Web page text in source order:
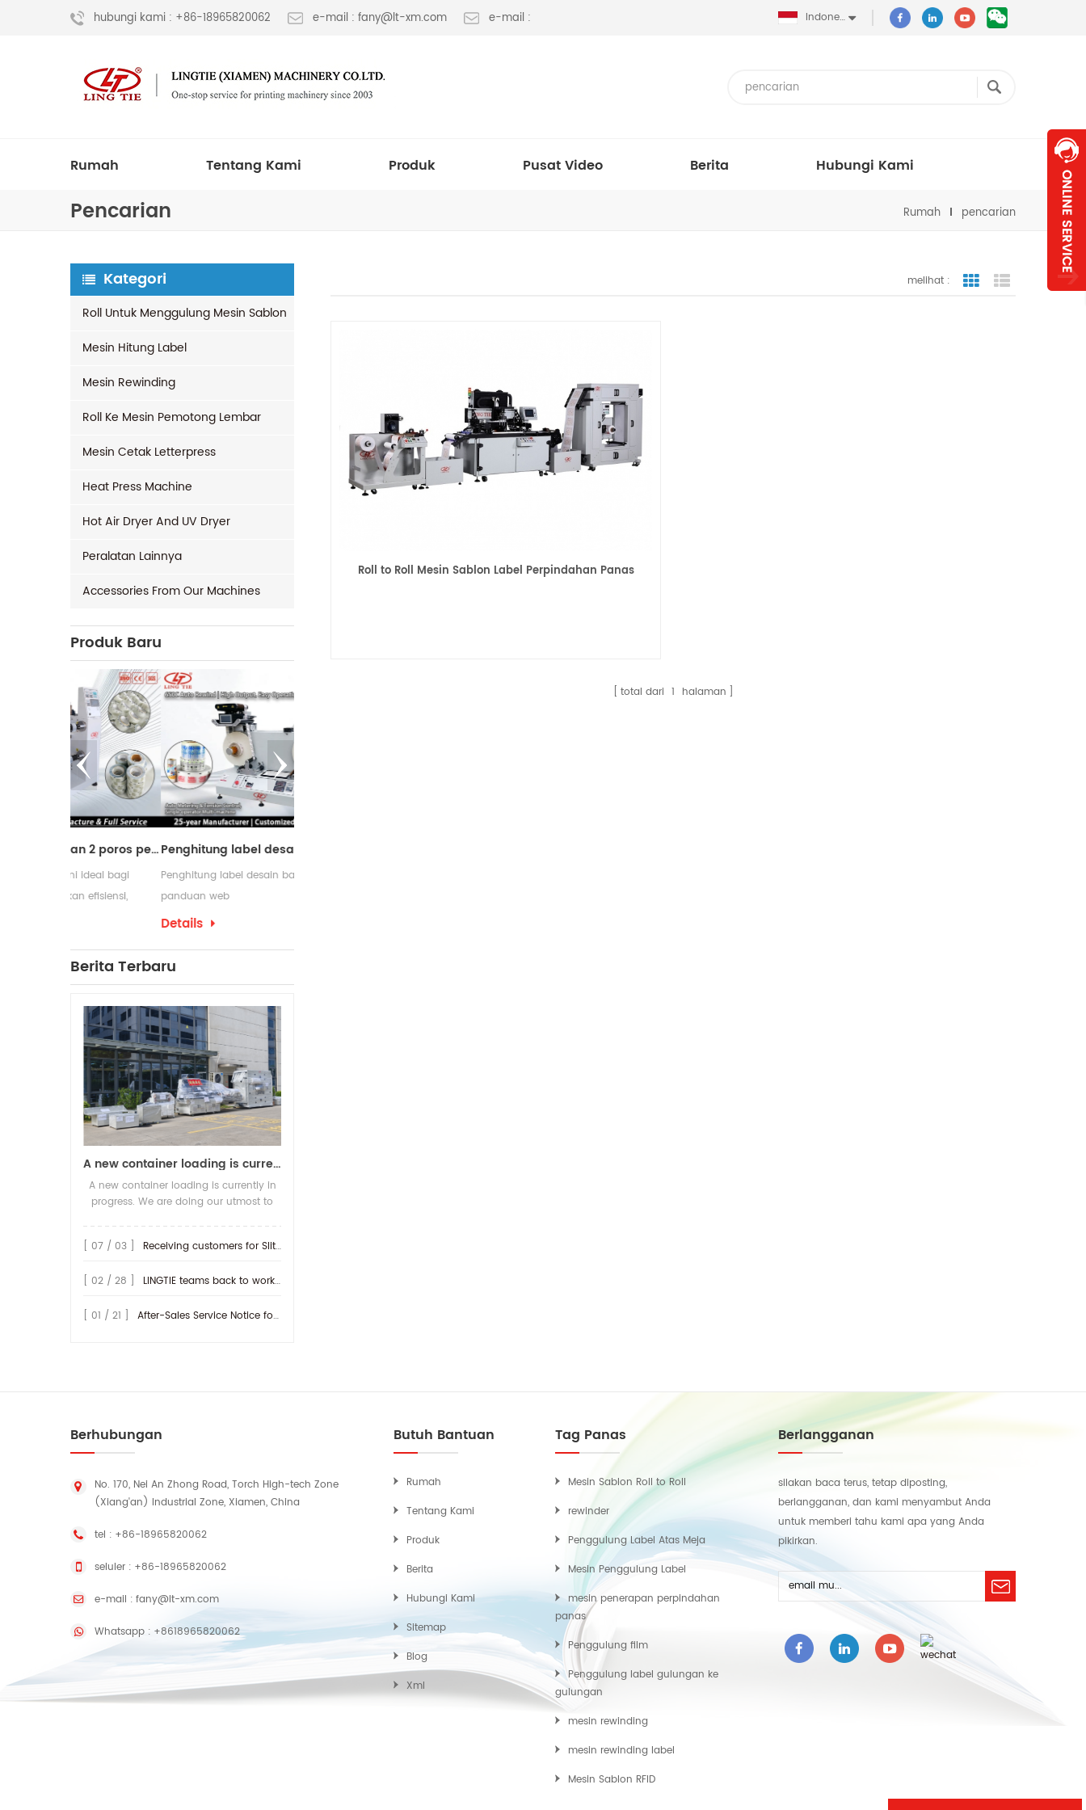
hubungi kami : +86-18965820062 e-mail : fany@lt-xm.com e-mail : Indonesia
Rumah Tentang Kami Produk Pusat Video Berita Hubungi Kami
Pencarian Rumah pencarian
Kategori
Roll Untuk Menggulung Mesin Sablon
Mesin Hitung Label
Mesin Rewinding
Roll Ke Mesin Pemotong Lembar
Mesin Cetak Letterpress
Heat Press Machine
Hot Air Dryer And UV Dryer
Peralatan Lainnya
Accessories From Our Machines
Produk Baru
Mesin pemotong dengan 2 poros penggulung ulang Penghitung label desain baru dengan panduan web
Penghitung label desain baru dengan
panduan web
Berita Terbaru
A new container loading is currently in progress.
A new container loading is currently in
progress. We are doing our utmost to
earliest possible time.
[ 07 / 03 ] Receiving customers for Slitting machine with differential Slip Shaft
[ 02 / 28 ] LINGTIE teams back to work at Feb.25th.
[ 01 / 21 ] After-Sales Service Notice for Turkey Region
melihat : tampilan bergaris
tampilan
Roll to Roll Mesin Sablon Label Perpindahan Panas
total dari 1 halaman
Berhubungan
No. 170, Nei An Zhong Road, Torch High-tech Zone
(Xiang'an) Industrial Zone, Xiamen, China
tel : +86-18965820062
seluler : +86-18965820062
e-mail : fany@lt-xm.com
Whatsapp : +8618965820062
Butuh Bantuan
Rumah
Tentang Kami
Produk
Berita
Hubungi Kami
Sitemap
Blog
Xml
Tag Panas
Mesin Sablon Roll to Roll
rewinder
Penggulung Label Atas Meja
Mesin Penggulung Label
mesin penerapan perpindahan
panas
Penggulung film
Penggulung label gulungan ke
gulungan
mesin rewinding
mesin rewinding label
Mesin Sablon RFID
Berlangganan
silakan baca terus, tetap diposting,
berlangganan, dan kami menyambut Anda
untuk memberi tahu kami apa yang Anda
pikirkan.